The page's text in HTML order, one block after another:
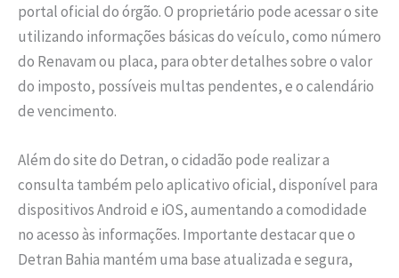
portal oficial do órgão. O proprietário pode acessar o site
utilizando informações básicas do veículo, como número
do Renavam ou placa, para obter detalhes sobre o valor
do imposto, possíveis multas pendentes, e o calendário
de vencimento.
Além do site do Detran, o cidadão pode realizar a
consulta também pelo aplicativo oficial, disponível para
dispositivos Android e iOS, aumentando a comodidade
no acesso às informações. Importante destacar que o
Detran Bahia mantém uma base atualizada e segura,